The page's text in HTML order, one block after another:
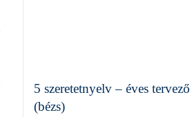
5 szeretetnyelv – éves tervező
(bézs)